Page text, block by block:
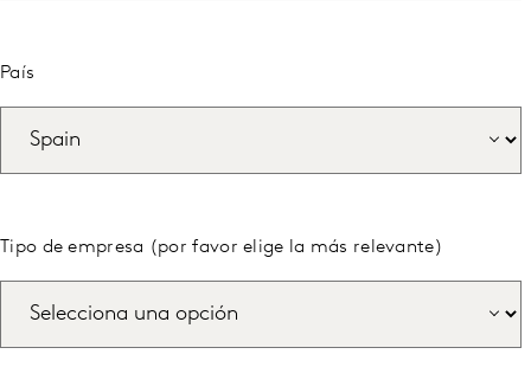
País
Tipo de empresa (por favor elige la más relevante)